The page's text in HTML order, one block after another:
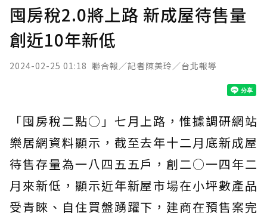
囤房稅2.0將上路 新成屋待售量
創近10年新低
2024-02-25 01:18 聯合報／記者陳美玲／台北報導
「囤房稅二點○」七月上路，惟據調研網站
樂居網資料顯示，截至去年十二月底新成屋
待售存量為一八四五五戶，創二○一四年二
月來新低，顯示近年新屋市場在小坪數產品
受青睞、自住買盤踴躍下，建商在預售案完